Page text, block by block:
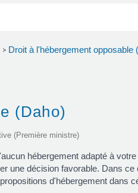
> Droit à l'hébergement opposable
(Daho)
(Première ministre)
hébergement adapté à
une décision favorable. Dans
d'hébergement dans